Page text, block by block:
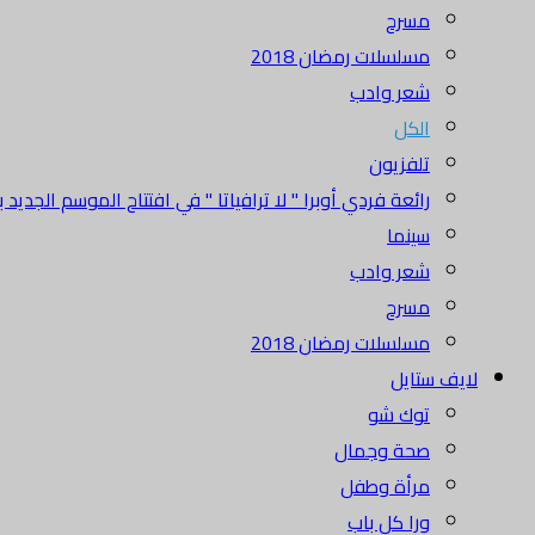
مسرح
مسلسلات رمضان 2018
شعر وادب
الكل
تلفزيون
رائعة فردي أوبرا " لا ترافياتا " في افتتاح الموسم الجديد
سينما
شعر وادب
مسرح
مسلسلات رمضان 2018
لايف ستايل
توك شو
صحة وجمال
مرأة وطفل
ورا كل باب